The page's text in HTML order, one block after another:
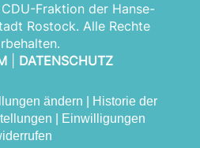
Fraktion der Hanse-
Rostock. Alle Rechte
| DATENSCHUTZ
ändern
Historie der
Einwilligungen